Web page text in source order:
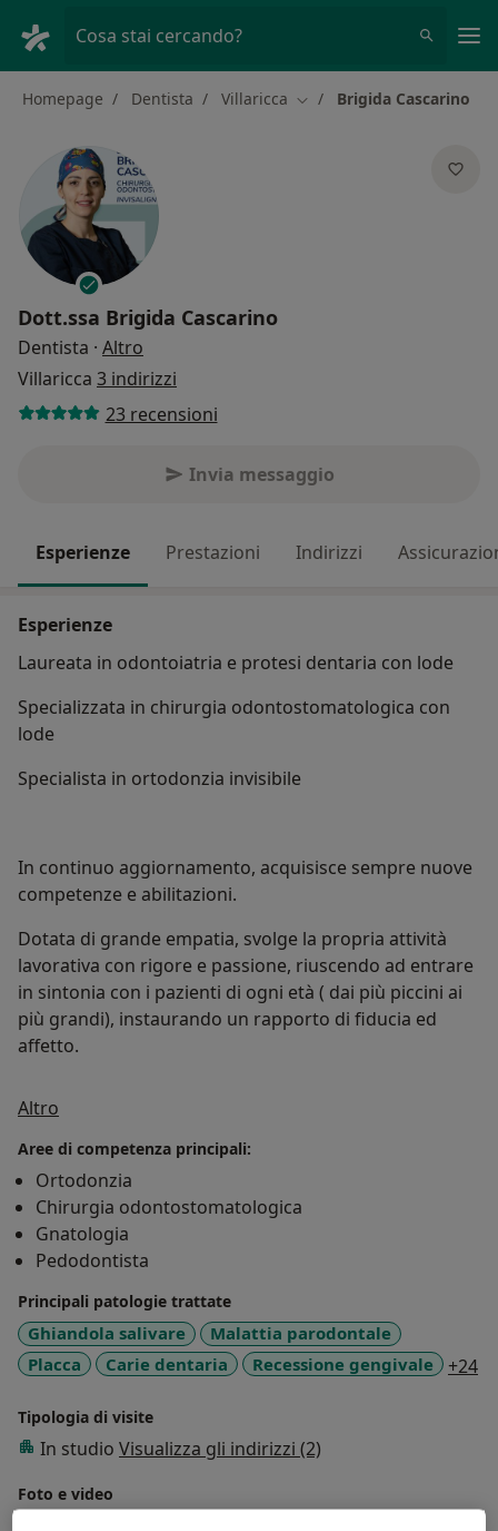
Cosa stai cercando?
Homepage Dentista Villaricca Cambia città
Brigida Cascarino
Dott.ssa Brigida Cascarino
Dentista · Altro
Villaricca 3 indirizzi
23 recensioni
Invia messaggio
Esperienze Prestazioni Indirizzi
Esperienze
Laureata in odontoiatria e protesi dentaria con lode
Specializzata in chirurgia odontostomatologica con
lode
Specialista in ortodonzia invisibile
In continuo aggiornamento, acquisisce sempre nuove
competenze e abilitazioni.
Dotata di grande empatia, svolge la propria attività
lavorativa con rigore e passione, riuscendo ad entrare
in sintonia con i pazienti di ogni età ( dai più piccini ai
più grandi), instaurando un rapporto di fiducia ed
affetto.
Altro
Aree di competenza principali:
Ortodonzia
Chirurgia odontostomatologica
Gnatologia
Pedodontista
Principali patologie trattate
Ghiandola salivare
Malattia parodontale
Placca
Carie dentaria Recessione gengivale +24
Tipologia di visite
In studio Visualizza gli indirizzi (2)
Foto e video